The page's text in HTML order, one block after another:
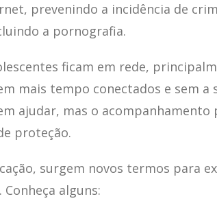
prevenindo a incidência de
a pornografia.
ficam em rede,
mais tempo conectados e sem a
ajudar, mas o
proteção.
surgem novos termos para
alguns: